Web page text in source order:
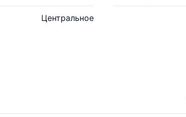
Центральное